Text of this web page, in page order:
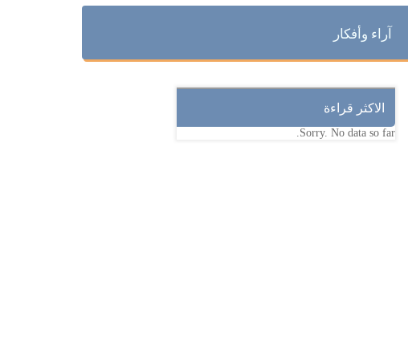
آراء وأفكار
الاكثر قراءة
Sorry. No data so far.